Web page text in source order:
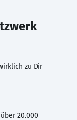
zu Dir
20.000